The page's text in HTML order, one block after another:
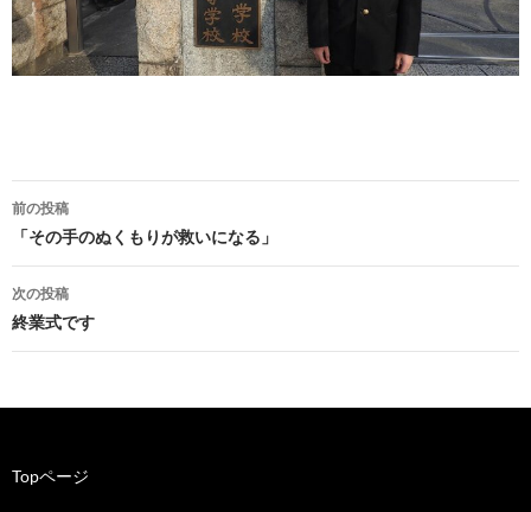
投
稿
ナ
ゲ
シ
前の投稿
「その手のぬくもりが救いになる」
次の投稿
終業式です
Topページ